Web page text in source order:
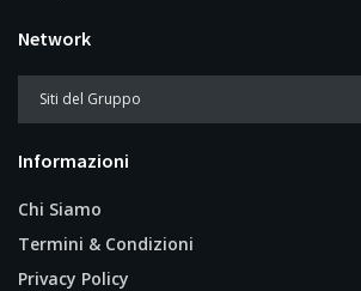
Network
Informazioni
Chi Siamo
Termini & Condizioni
Privacy Policy